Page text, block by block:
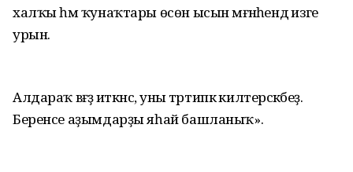
халҡы һәм ҡунаҡтары өсөн ысын мәғәнәһендә изге
урын.
Алдараҡ вәғәҙә иткәнсә, уны тәртипкә килтерәсәкбеҙ.
Беренсе аҙымдарҙы яһай башланыҡ».